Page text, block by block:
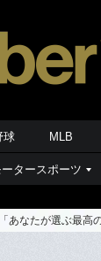
球 MLB
ータースポーツ
「あなたが選ぶ最高